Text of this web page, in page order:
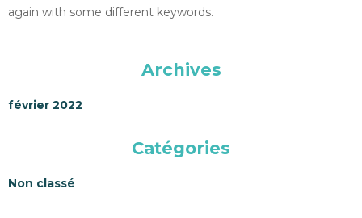
again with some different keywords.
Archives
février 2022
Catégories
Non classé